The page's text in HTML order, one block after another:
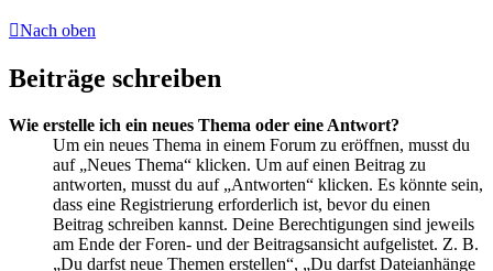
Nach oben
Beiträge schreiben
Wie erstelle ich ein neues Thema oder eine Antwort?
Um ein neues Thema in einem Forum zu eröffnen, musst du
auf „Neues Thema“ klicken. Um auf einen Beitrag zu
antworten, musst du auf „Antworten“ klicken. Es könnte sein,
dass eine Registrierung erforderlich ist, bevor du einen
Beitrag schreiben kannst. Deine Berechtigungen sind jeweils
am Ende der Foren- und der Beitragsansicht aufgelistet. Z. B.
„Du darfst neue Themen erstellen“, „Du darfst Dateianhänge